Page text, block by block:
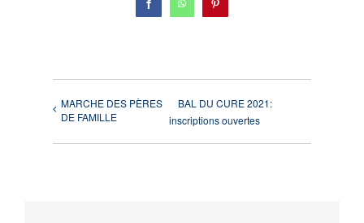
FacebookWhatsApp
MARCHE DES PÈRES
DE FAMILLE
BAL DU CURE 2021:
inscriptions ouvertes